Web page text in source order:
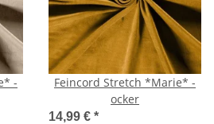
-
Feincord Stretch *Marie* -
ocker
14,99 € *